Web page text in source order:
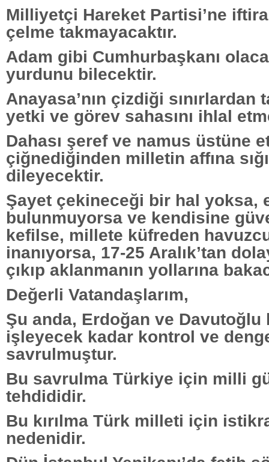
Milliyetçi Hareket Partisi’ne
çelme takmayacaktır.
Adam gibi Cumhurbaşkanı
yurdunu bilecektir.
Anayasa’nın çizdiği sınırlardan
yetki ve görev sahasını ihlal
Dahası şeref ve namus üstüne
çiğnediğinden milletin affına
dileyecektir.
Şayet çekineceği bir hal yoksa,
bulunmuyorsa ve kendisine
kefilse, millete küfreden
inanıyorsa, 17-25 Aralık’tan
çıkıp aklanmanın yollarına
Değerli Vatandaşlarım,
Şu anda, Erdoğan ve
işleyecek kadar kontrol ve
savrulmuştur.
Bu savrulma Türkiye için milli
tehdididir.
Bu kırılma Türk milleti için
nedenidir.